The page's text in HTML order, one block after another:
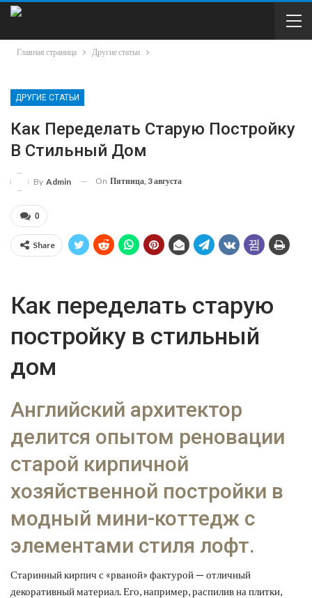
Главная страница Другие статьи
ДРУГИЕ СТАТЬИ
Как Переделать Старую Постройку
В Стильный Дом
By Admin On Пятница, 3 августа
0
Share
Как переделать старую
постройку в стильный
дом
Английский архитектор
делится опытом реновации
старой кирпичной
хозяйственной постройки в
модный мини-коттедж с
элементами стиля лофт.
Старинный кирпич с «рваной» фактурой — отличный
декоративный материал. Его, например, распилив на плитки,